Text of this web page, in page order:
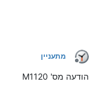
מנותק
מתעניין
הודעה מס' M1120